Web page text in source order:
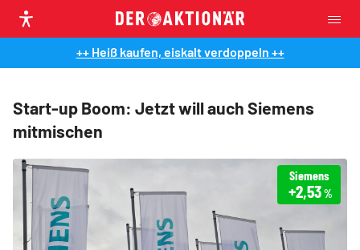
++ Heiß kaufen, eiskalt verdoppeln ++
Start-up Boom: Jetzt will auch Siemens
mitmischen
Siemens
+2,53%